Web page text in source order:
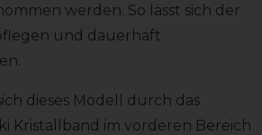
werden. So lässt sich der
und dauerhaft
dieses Modell durch das
Kristallband im vorderen Bereich